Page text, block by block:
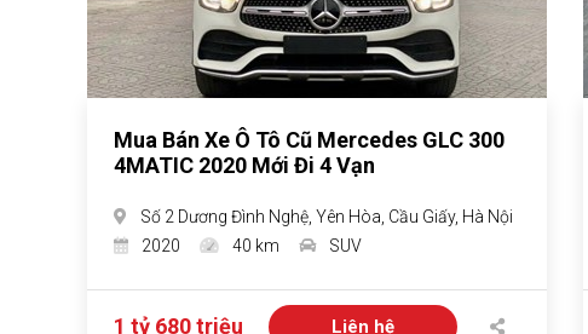
Mua Bán Xe Ô Tô Cũ Mercedes GLC 300
4MATIC 2020 Mới Đi 4 Vạn
Số 2 Dương Đình Nghệ, Yên Hòa, Cầu Giấy, Hà Nội
2020
40 km SUV
1 tỷ 680 triệu Liên hệ